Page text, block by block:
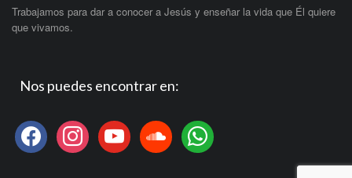
Trabajamos para dar a conocer a Jesús y enseñar la vida que Él quiere
que vivamos.
Nos puedes encontrar en:
facebook instagramyoutube soundcloudwhatsapp